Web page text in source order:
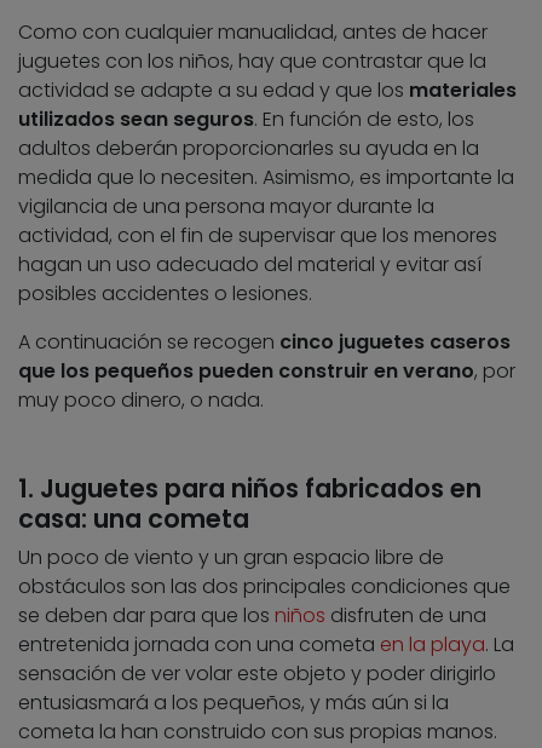
Como con cualquier manualidad, antes de hacer
juguetes con los niños, hay que contrastar que la
actividad se adapte a su edad y que los materiales
utilizados sean seguros. En función de esto, los
adultos deberán proporcionarles su ayuda en la
medida que lo necesiten. Asimismo, es importante la
vigilancia de una persona mayor durante la
actividad, con el fin de supervisar que los menores
hagan un uso adecuado del material y evitar así
posibles accidentes o lesiones.
A continuación se recogen cinco juguetes caseros
que los pequeños pueden construir en verano, por
muy poco dinero, o nada.
1. Juguetes para niños fabricados en
casa: una cometa
Un poco de viento y un gran espacio libre de
obstáculos son las dos principales condiciones que
se deben dar para que los niños disfruten de una
entretenida jornada con una cometa en la playa. La
sensación de ver volar este objeto y poder dirigirlo
entusiasmará a los pequeños, y más aún si la
cometa la han construido con sus propias manos.